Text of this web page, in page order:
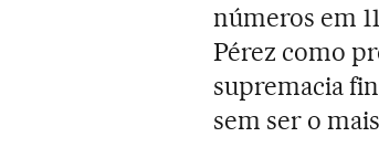
números em
Pérez como
supremacia
sem ser o